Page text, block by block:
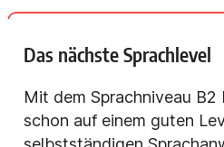
Das nächste Sprachlevel
Mit dem Sprachniveau
schon auf einem guten